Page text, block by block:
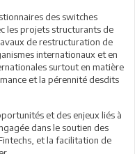
des switches
les projets structurants de
de restructuration de
internationaux et en
surtout en matière
et la pérennité desdits
et des enjeux liés à
dans le soutien des
et la facilitation de